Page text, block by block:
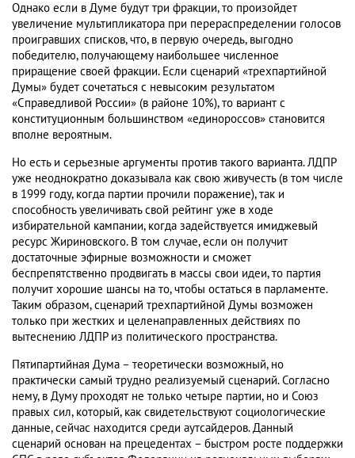
Однако если в Думе будут три фракции, то произойдет
увеличение мультипликатора при перераспределении голосов
проигравших списков, что, в первую очередь, выгодно
победителю, получающему наибольшее численное
приращение своей фракции. Если сценарий «трехпартийной
Думы» будет сочетаться с невысоким результатом
«Справедливой России» (в районе 10%), то вариант с
конституционным большинством «единороссов» становится
вполне вероятным.
Но есть и серьезные аргументы против такого варианта. ЛДПР
уже неоднократно доказывала как свою живучесть (в том числе
в 1999 году, когда партии прочили поражение), так и
способность увеличивать свой рейтинг уже в ходе
избирательной кампании, когда задействуется имиджевый
ресурс Жириновского. В том случае, если он получит
достаточные эфирные возможности и сможет
беспрепятственно продвигать в массы свои идеи, то партия
получит хорошие шансы на то, чтобы остаться в парламенте.
Таким образом, сценарий трехпартийной Думы возможен
только при жестких и целенаправленных действиях по
вытеснению ЛДПР из политического пространства.
Пятипартийная Дума – теоретически возможный, но
практически самый трудно реализуемый сценарий. Согласно
нему, в Думу проходят не только четыре партии, но и Союз
правых сил, который, как свидетельствуют социологические
данные, сейчас находится среди аутсайдеров. Данный
сценарий основан на прецедентах – быстром росте поддержки